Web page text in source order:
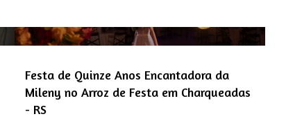
Festa de Quinze Anos Encantadora da
Mileny no Arroz de Festa em Charqueadas
- RS